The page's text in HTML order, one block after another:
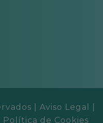
| Aviso Legal
Política de Cookies